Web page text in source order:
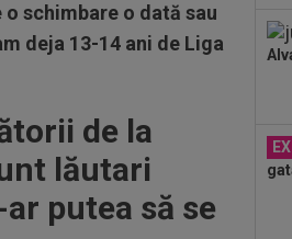
schimbare o dată sau
deja 13-14 ani de Liga
de la
lăutari
putea să se